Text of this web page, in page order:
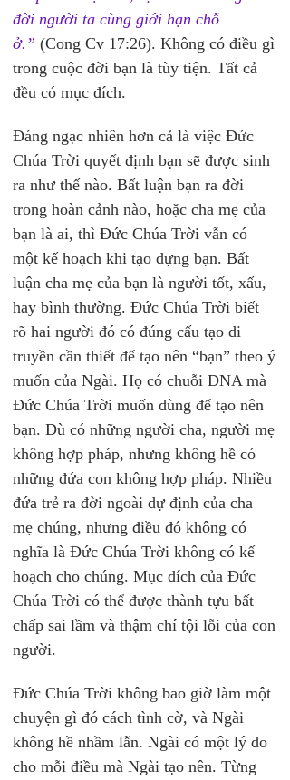
đời người ta cùng giới hạn chỗ
ở.” (Cong Cv 17:26). Không có điều gì
trong cuộc đời bạn là tùy tiện. Tất cả
đều có mục đích.
Đáng ngạc nhiên hơn cả là việc Đức
Chúa Trời quyết định bạn sẽ được sinh
ra như thế nào. Bất luận bạn ra đời
trong hoàn cảnh nào, hoặc cha mẹ của
bạn là ai, thì Đức Chúa Trời vẫn có
một kế hoạch khi tạo dựng bạn. Bất
luận cha mẹ của bạn là người tốt, xấu,
hay bình thường. Đức Chúa Trời biết
rõ hai người đó có đúng cấu tạo di
truyền cần thiết để tạo nên “bạn” theo ý
muốn của Ngài. Họ có chuỗi DNA mà
Đức Chúa Trời muốn dùng để tạo nên
bạn. Dù có những người cha, người mẹ
không hợp pháp, nhưng không hề có
những đứa con không hợp pháp. Nhiều
đứa trẻ ra đời ngoài dự định của cha
mẹ chúng, nhưng điều đó không có
nghĩa là Đức Chúa Trời không có kế
hoạch cho chúng. Mục đích của Đức
Chúa Trời có thể được thành tựu bất
chấp sai lầm và thậm chí tội lỗi của con
người.
Đức Chúa Trời không bao giờ làm một
chuyện gì đó cách tình cờ, và Ngài
không hề nhầm lẫn. Ngài có một lý do
cho mỗi điều mà Ngài tạo nên. Từng